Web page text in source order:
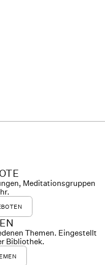
Meditationsgruppen
Themen. Eingestellt
Bibliothek.